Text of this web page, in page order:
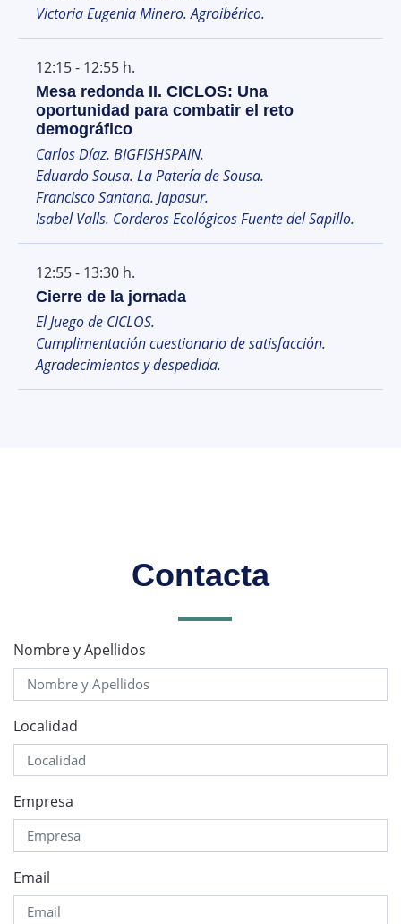
Victoria Eugenia Minero. Agroibérico.
12:15 - 12:55 h.
Mesa redonda II. CICLOS: Una
oportunidad para combatir el reto
demográfico
Carlos Díaz. BIGFISHSPAIN.
Eduardo Sousa. La Patería de Sousa.
Francisco Santana. Japasur.
Isabel Valls. Corderos Ecológicos Fuente del Sapillo.
12:55 - 13:30 h.
Cierre de la jornada
El Juego de CICLOS.
Cumplimentación cuestionario de satisfacción.
Agradecimientos y despedida.
Contacta
Nombre y Apellidos
Localidad
Empresa
Email